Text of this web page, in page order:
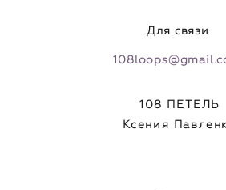
Для связи
108 ПЕТЕЛЬ
Ксения